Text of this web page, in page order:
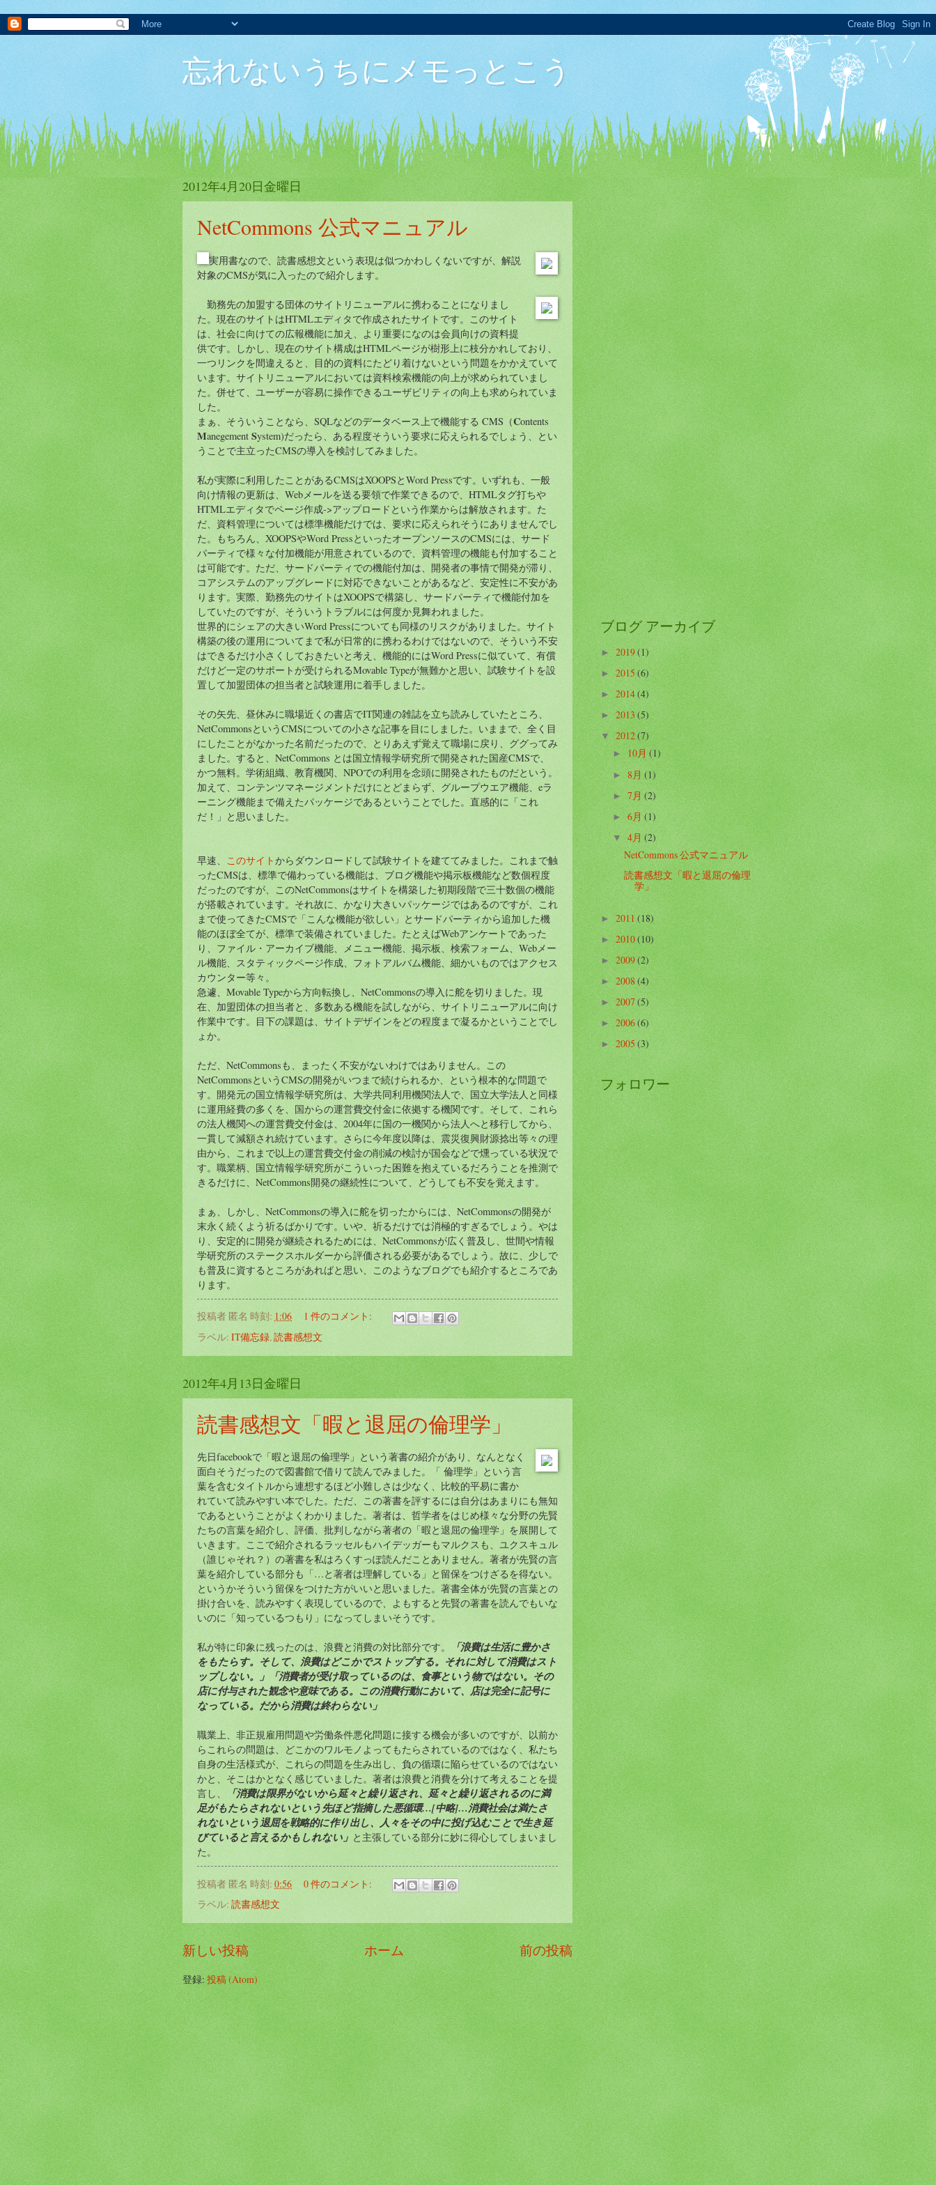
忘れないうちにメモっとこう
2012年4月20日金曜日
NetCommons 公式マニュアル
実用書なので、読書感想文という表現は似つかわしくないですが、解説
対象のCMSが気に入ったので紹介します。
勤務先の加盟する団体のサイトリニューアルに携わることになりまし
た。現在のサイトはHTMLエディタで作成されたサイトです。このサイト
は、社会に向けての広報機能に加え、より重要になのは会員向けの資料提
供です。しかし、現在のサイト構成はHTMLページが樹形上に枝分かれしており、
一つリンクを間違えると、目的の資料にたどり着けないという問題をかかえていて
います。サイトリニューアルにおいては資料検索機能の向上が求められていまし
た。併せて、ユーザーが容易に操作できるユーザビリティの向上も求められていま
した。
まぁ、そういうことなら、SQLなどのデータベース上で機能する CMS（Contents
Manegement System)だったら、ある程度そういう要求に応えられるでしょう、とい
うことで主立ったCMSの導入を検討してみました。
私が実際に利用したことがあるCMSはXOOPSとWord Pressです。いずれも、一般
向け情報の更新は、Webメールを送る要領で作業できるので、HTMLタグ打ちや
HTMLエディタでページ作成->アップロードという作業からは解放されます。た
だ、資料管理については標準機能だけでは、要求に応えられそうにありませんでし
た。もちろん、XOOPSやWord PressといったオープンソースのCMSには、サード
パーティで様々な付加機能が用意されているので、資料管理の機能も付加すること
は可能です。ただ、サードパーティでの機能付加は、開発者の事情で開発が滞り、
コアシステムのアップグレードに対応できないことがあるなど、安定性に不安があ
ります。実際、勤務先のサイトはXOOPSで構築し、サードパーティで機能付加を
していたのですが、そういうトラブルには何度か見舞われました。
世界的にシェアの大きいWord Pressについても同様のリスクがありました。サイト
構築の後の運用についてまで私が日常的に携わるわけではないので、そういう不安
はできるだけ小さくしておきたいと考え、機能的にはWord Pressに似ていて、有償
だけど一定のサポートが受けられるMovable Typeが無難かと思い、試験サイトを設
置して加盟団体の担当者と試験運用に着手しました。
その矢先、昼休みに職場近くの書店でIT関連の雑誌を立ち読みしていたところ、
NetCommonsというCMSについての小さな記事を目にしました。いままで、全く目
にしたことがなかった名前だったので、とりあえず覚えて職場に戻り、ググってみ
ました。すると、NetCommons とは国立情報学研究所で開発された国産CMSで、
かつ無料。学術組織、教育機関、NPOでの利用を念頭に開発されたものだという。
加えて、コンテンツマネージメントだけにとどまらず、グループウエア機能、eラ
ーニング機能まで備えたパッケージであるということでした。直感的に「これ
だ！」と思いました。
早速、 このサイトからダウンロードして試験サイトを建ててみました。これまで触
ったCMSは、標準で備わっている機能は、ブログ機能や掲示板機能など数個程度
だったのですが、このNetCommonsはサイトを構築した初期段階で三十数個の機能
が搭載されています。それ故に、かなり大きいパッケージではあるのですが、これ
まで使ってきたCMSで「こんな機能が欲しい」とサードパーティから追加した機
能のほぼ全てが、標準で装備されていました。たとえばWebアンケートであった
り、ファイル・アーカイブ機能、メニュー機能、掲示板、検索フォーム、Webメー
ル機能、スタティックページ作成、フォトアルバム機能、細かいものではアクセス
カウンター等々。
急遽、Movable Typeから方向転換し、NetCommonsの導入に舵を切りました。現
在、加盟団体の担当者と、多数ある機能を試しながら、サイトリニューアルに向け
作業中です。目下の課題は、サイトデザインをどの程度まで凝るかということでし
ょか。
ただ、NetCommonsも、まったく不安がないわけではありません。この
NetCommonsというCMSの開発がいつまで続けられるか、という根本的な問題で
す。開発元の国立情報学研究所は、大学共同利用機関法人で、国立大学法人と同様
に運用経費の多くを、国からの運営費交付金に依拠する機関です。そして、これら
の法人機関への運営費交付金は、2004年に国の一機関から法人へと移行してから、
一貫して減額され続けています。さらに今年度以降は、震災復興財源捻出等々の理
由から、これまで以上の運営費交付金の削減の検討が国会などで燻っている状況で
す。職業柄、国立情報学研究所がこういった困難を抱えているだろうことを推測で
きるだけに、NetCommons開発の継続性について、どうしても不安を覚えます。
まぁ、しかし、NetCommonsの導入に舵を切ったからには、NetCommonsの開発が
末永く続くよう祈るばかりです。いや、祈るだけでは消極的すぎるでしょう。やは
り、安定的に開発が継続されるためには、NetCommonsが広く普及し、世間や情報
学研究所のステークスホルダーから評価される必要があるでしょう。故に、少しで
も普及に資するところがあればと思い、このようなブログでも紹介するところであ
ります。
投稿者 匿名 時刻: 1:06
1 件のコメント:
ラベル: IT備忘録 読書感想文
2012年4月13日金曜日
読書感想文「暇と退屈の倫理学」
先日facebookで「暇と退屈の倫理学」という著書の紹介があり、なんとなく
面白そうだったので図書館で借りて読んでみました。「 倫理学」という言
葉を含むタイトルから連想するほど小難しさは少なく、比較的平易に書か
れていて読みやすい本でした。ただ、この著書を評するには自分はあまりにも無知
であるということがよくわかりました。著者は、哲学者をはじめ様々な分野の先賢
たちの言葉を紹介し、評価、批判しながら著者の「暇と退屈の倫理学」を展開して
いきます。ここで紹介されるラッセルもハイデッガーもマルクスも、ユクスキュル
（誰じゃそれ？）の著書を私はろくすっぽ読んだことありません。著者が先賢の言
葉を紹介している部分も「…と著者は理解している」と留保をつけざるを得ない。
というかそういう留保をつけた方がいいと思いました。著書全体が先賢の言葉との
掛け合いを、読みやすく表現しているので、よもすると先賢の著書を読んでもいな
いのに「知っているつもり」になってしまいそうです。
私が特に印象に残ったのは、浪費と消費の対比部分です。
「浪費は生活に豊かさ
をもたらす。そして、浪費はどこかでストップする。それに対して消費はスト
ップしない。」「消費者が受け取っているのは、食事という物ではない。その
店に付与された観念や意味である。この消費行動において、店は完全に記号に
なっている。だから消費は終わらない」
職業上、非正規雇用問題や労働条件悪化問題に接する機会が多いのですが、以前か
らこれらの問題は、どこかのワルモノよってもたらされているのではなく、私たち
自身の生活様式が、これらの問題を生み出し、負の循環に陥らせているのではない
かと、そこはかとなく感じていました。著者は浪費と消費を分けて考えることを提
言し、
「消費は限界がないから延々と繰り返され、延々と繰り返されるのに満
足がもたらされないという先ほど指摘した悪循環…[中略]…消費社会は満たさ
れないという退屈を戦略的に作り出し、人々をその中に投げ込むことで生き延
びていると言えるかもしれない」 と主張している部分に妙に得心してしまいまし
た。
投稿者 匿名 時刻: 0:56
0 件のコメント:
ラベル: 読書感想文
新しい投稿 前の投稿
ホーム
登録:投稿 (Atom)
ブログ アーカイブ
► 2019(1)
►2015(6)
►2014(4)
►2013(5)
▼2012(7)
►10月(1)
►8月(1)
►7月(2)
►6月(1)
▼4月(2)
NetCommons 公式マニュアル
読書感想文「暇と退屈の倫理
学」
►2011(18)
►2010(10)
►2009(2)
►2008(4)
►2007(5)
►2006(6)
►2005(3)
フォロワー